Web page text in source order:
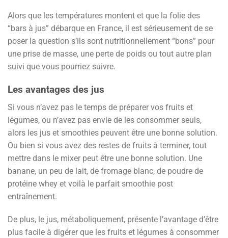
Alors que les températures montent et que la folie des
“bars à jus” débarque en France, il est sérieusement de se
poser la question s’ils sont nutritionnellement “bons” pour
une prise de masse, une perte de poids ou tout autre plan
suivi que vous pourriez suivre.
Les avantages des jus
Si vous n’avez pas le temps de préparer vos fruits et
légumes, ou n’avez pas envie de les consommer seuls,
alors les jus et smoothies peuvent être une bonne solution.
Ou bien si vous avez des restes de fruits à terminer, tout
mettre dans le mixer peut être une bonne solution. Une
banane, un peu de lait, de fromage blanc, de poudre de
protéine whey et voilà le parfait smoothie post
entraînement.
De plus, le jus, métaboliquement, présente l’avantage d’être
plus facile à digérer que les fruits et légumes à consommer